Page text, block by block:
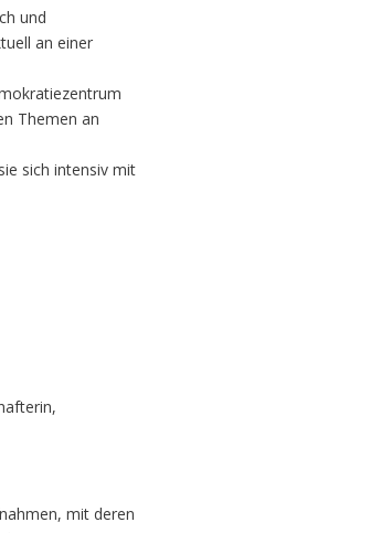
und
an einer
Themen an
sich intensiv mit
mit deren